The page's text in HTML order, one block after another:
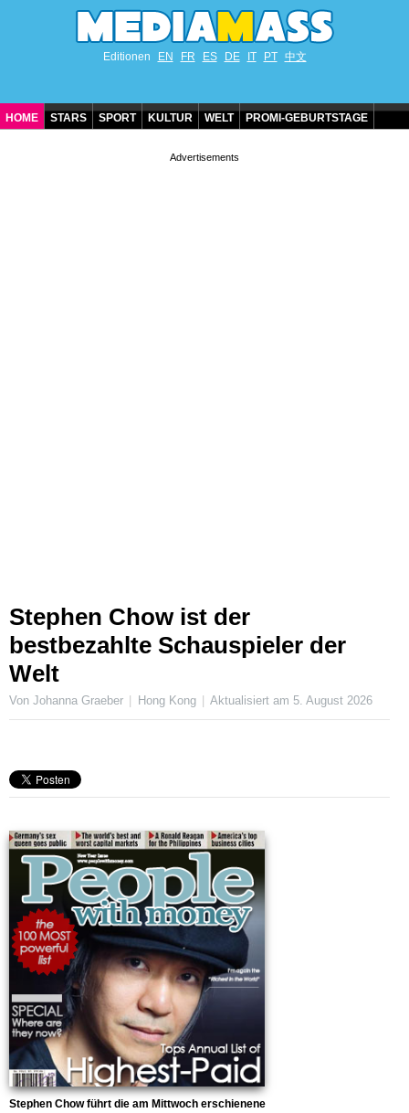
Editionen EN FR ES DE IT PT 中文
HOME STARS SPORT KULTUR WELT PROMI-GEBURTSTAGE
Stephen Chow ist der
bestbezahlte Schauspieler der
Welt
Von Johanna Graeber Hong Kong Aktualisiert am 5. August 2026
Stephen Chow führt die am Mittwoch erschienene